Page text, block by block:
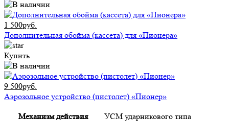
1 500руб.
Дополнительная обойма (кассета) для «Пионера»
Купить
9 500руб.
Аэрозольное устройство (пистолет) «Пионер»
Механизм действия УСМ ударникового типа